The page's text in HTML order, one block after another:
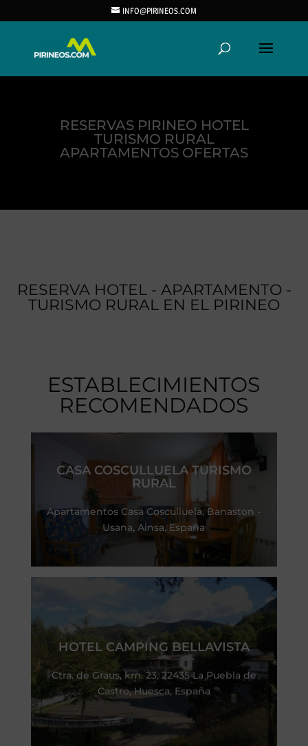
INFO@PIRINEOS.COM
RESERVAS PIRINEO HOTEL
TURISMO RURAL
APARTAMENTOS OFERTAS
RESERVA HOTEL - APARTAMENTO -
TURISMO RURAL EN EL PIRINEO
ESTABLECIMIENTOS
RECOMENDADOS
CASA COSCULLUELA TURISMO
RURAL
Apartamentos Casa Cosculluela, Banaston -
Usana, Ainsa, España
HOTEL CAMPING BELLAVISTA
Ctra. de Graus, km. 23, 22435 La Puebla de
Castro, Huesca, España